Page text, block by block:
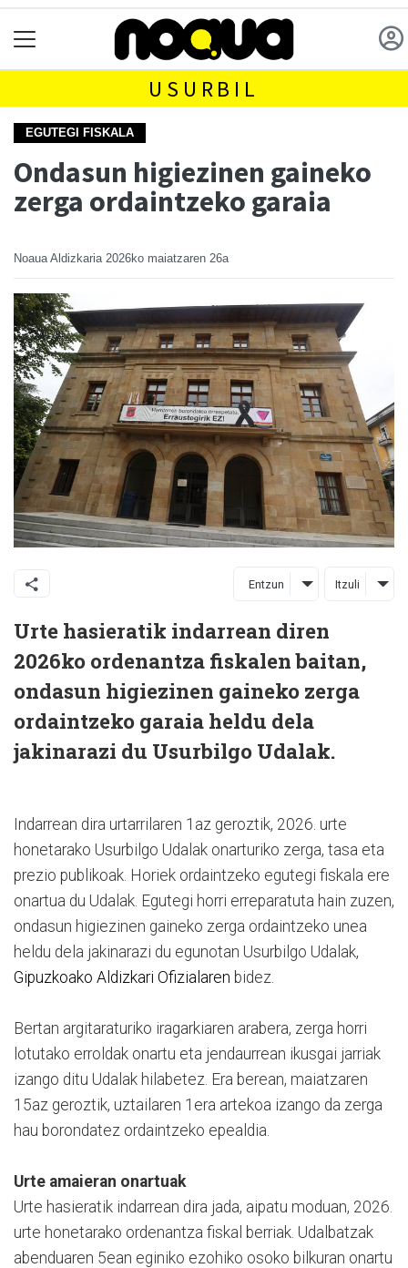
USURBIL
EGUTEGI FISKALA
Ondasun higiezinen gaineko
zerga ordaintzeko garaia
Noaua Aldizkaria 2026ko maiatzaren 26a
Entzun Itzuli
Urte hasieratik indarrean diren
2026ko ordenantza fiskalen baitan,
ondasun higiezinen gaineko zerga
ordaintzeko garaia heldu dela
jakinarazi du Usurbilgo Udalak.
Indarrean dira urtarrilaren 1az geroztik, 2026. urte
honetarako Usurbilgo Udalak onarturiko zerga, tasa eta
prezio publikoak. Horiek ordaintzeko egutegi fiskala ere
onartua du Udalak. Egutegi horri erreparatuta hain zuzen,
ondasun higiezinen gaineko zerga ordaintzeko unea
heldu dela jakinarazi du egunotan Usurbilgo Udalak,
Gipuzkoako Aldizkari Ofizialaren bidez.
Bertan argitaraturiko iragarkiaren arabera, zerga horri
lotutako erroldak onartu eta jendaurrean ikusgai jarriak
izango ditu Udalak hilabetez. Era berean, maiatzaren
15az geroztik, uztailaren 1era artekoa izango da zerga
hau borondatez ordaintzeko epealdia.
Urte amaieran onartuak
Urte hasieratik indarrean dira jada, aipatu moduan, 2026.
urte honetarako ordenantza fiskal berriak. Udalbatzak
abenduaren 5ean eginiko ezohiko osoko bilkuran onartu